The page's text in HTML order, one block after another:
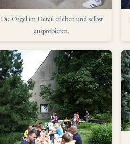
Die Orgel im Detail erleben und selbst
ausprobieren.